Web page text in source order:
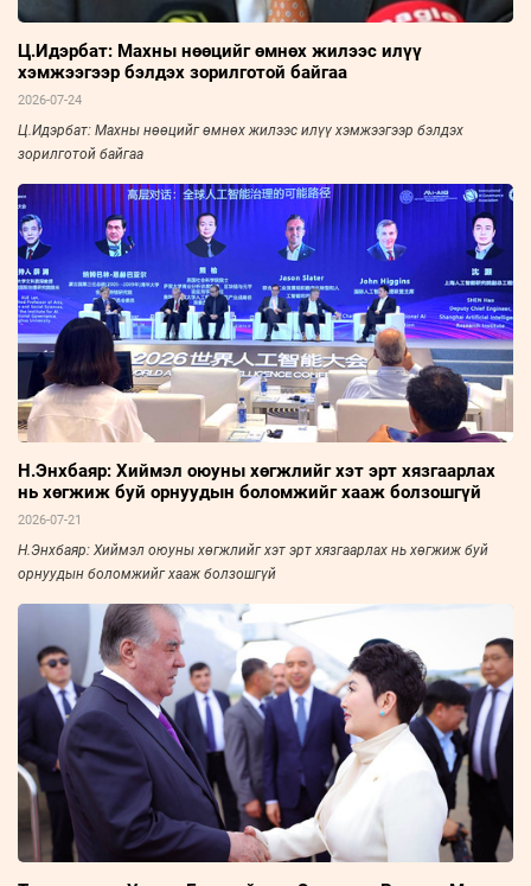
Ц.Идэрбат: Махны нөөцийг өмнөх жилээс илүү
хэмжээгээр бэлдэх зорилготой байгаа
2026-07-24
Ц.Идэрбат: Махны нөөцийг өмнөх жилээс илүү хэмжээгээр бэлдэх
зорилготой байгаа
Н.Энхбаяр: Хиймэл оюуны хөгжлийг хэт эрт хязгаарлах
нь хөгжиж буй орнуудын боломжийг хааж болзошгүй
2026-07-21
Н.Энхбаяр: Хиймэл оюуны хөгжлийг хэт эрт хязгаарлах нь хөгжиж буй
орнуудын боломжийг хааж болзошгүй